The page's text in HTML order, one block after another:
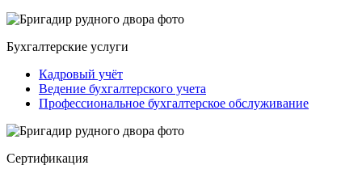
Бухгалтерские услуги
Кадровый учёт
Ведение бухгалтерского учета
Профессиональное бухгалтерское обслуживание
Сертификация